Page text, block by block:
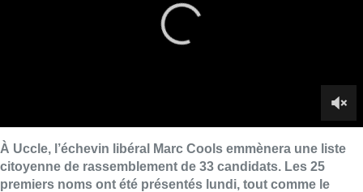
Marc Cools est en froid avec le MR dont il a été exclu. A la suite
de la démission d’Armand De Decker, mis sous pression dans
“Uccle en avant! ” se présentera à l’électeur non comme une
politique”, composée d’hommes et de femmes de tous horizons
et quartiers. Si l’on en croit son chef de file, l’ambition est de
décrocher 5 sièges. Marc Cools n’exclut rien par ailleurs en